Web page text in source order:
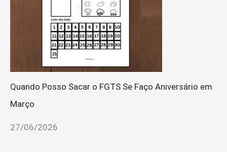
Quando Posso Sacar o FGTS Se Faço Aniversário em
Março
27/06/2026